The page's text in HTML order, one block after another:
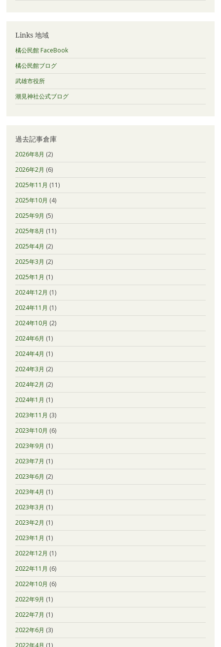
Links 地域
橘公民館 FaceBook
橘公民館ブログ
武雄市役所
潮見神社公式ブログ
過去記事倉庫
2026年8月 (2)
2026年2月 (6)
2025年11月 (11)
2025年10月 (4)
2025年9月 (5)
2025年8月 (11)
2025年4月 (2)
2025年3月 (2)
2025年1月 (1)
2024年12月 (1)
2024年11月 (1)
2024年10月 (2)
2024年6月 (1)
2024年4月 (1)
2024年3月 (2)
2024年2月 (2)
2024年1月 (1)
2023年11月 (3)
2023年10月 (6)
2023年9月 (1)
2023年7月 (1)
2023年6月 (2)
2023年4月 (1)
2023年3月 (1)
2023年2月 (1)
2023年1月 (1)
2022年12月 (1)
2022年11月 (6)
2022年10月 (6)
2022年9月 (1)
2022年7月 (1)
2022年6月 (3)